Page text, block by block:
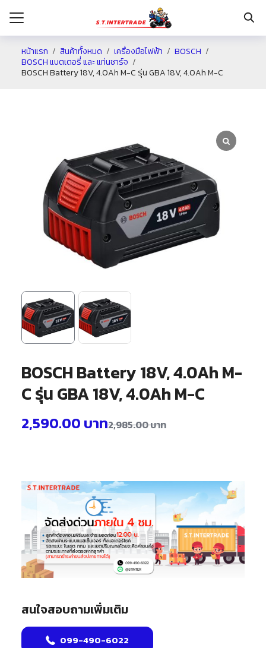
หน้าแรก สินค้าทั้งหมด เครื่องมือไฟฟ้า
BOSCH
BOSCH แบตเตอรี่ และ แท่นชาร์จ
BOSCH Battery 18V, 4.0Ah M-C รุ่น GBA 18V, 4.0Ah M-C
BOSCH Battery 18V, 4.0Ah M-
C รุ่น GBA 18V, 4.0Ah M-C
2,985.00บาท
2,590.00 บาท
สนใจสอบถามเพิ่มเติม
099-490-6022